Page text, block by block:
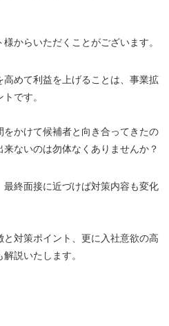
からいただくことがございます。
高めて利益を上げることは、事業拡
です。
かけて候補者と向き合ってきたの
ないのは勿体なくありませんか？
終面接に近づけば対策内容も変化
対策ポイント、更に入社意欲の高
説いたします。